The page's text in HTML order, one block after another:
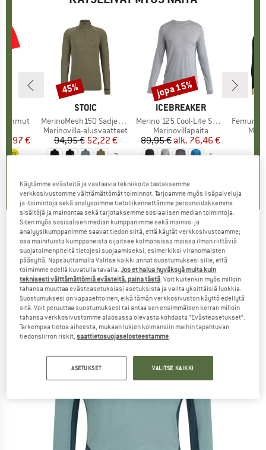
hinta
32,97 €
MERKKI
STOIC
Tuote
MerinoMesh150 SadjemSt. L/S Half Zip
Tuoteryhmä
Merinovilla-alusvaatteet
Hinta
94,95 € Alennettu hinta
52,22 €
+ 3
Alennus
45%
MERKKI
ICEBREAKER
Tuote
Merino 125 Cool-Lite Sphere III L/S Tee
Tuoteryhmä
Merinovillapaita
Hinta
89,95 € Alennettu hinta
alk. 76,46 €
+ 1
Alennus
jopa 15%
Tuote
Femund
ICEBREAKER -Merino 125 Zoneknit L/S Half
Zip - Merinovilla-alusvaatteet
(0)
Käytämme evästeitä ja vastaavia tekniikoita taataksemme
verkkosivustomme välttämättömät toiminnot. Tarjoamme myös lisäpalveluja
ja -toimintoja sekä analysoimme tietoliikennettämme personoidaksemme
sisältöjä ja mainontaa sekä tarjotaksemme sosiaalisen median toimintoja.
Siten myös sosiaalisen median kumppanimme sekä mainos- ja
analyysikumppanimme saavat tiedon siitä, että käytät verkkosivustoamme;
osa mainituista kumppaneista sijaitsee kolmansissa maissa ilman riittäviä
suojatoimenpiteitä tietojesi suojaamiseksi, esimerkiksi viranomaisten
pääsyltä. Napsauttamalla Valitse kaikki annat suostumuksesi sille, että
toimimme edellä kuvatulla tavalla.Jos et halua hyväksyä muita kuin
teknisesti välttämättömiä evästeitä, paina tästä . Voit kuitenkin myös milloin
tahansa muuttaa evästeasetuksiasi asetuksista ja valita yksittäisiä luokkia.
Suostumuksesi on vapaaehtoinen, eikä tämän verkkosivuston käyttö edellytä
sitä. Voit peruuttaa suostumuksesi tai antaa sen ensimmäisen kerran milloin
tahansa verkkosivustomme alaosassa olevasta kohdasta ”Evästeasetukset”.
Tarkempaa tietoa aiheesta, mukaan lukien kolmansiin maihin tapahtuvan
tiedonsiirron riskit,saattietosuojaselosteestamme
ASETUKSET VALITSE KAIKKI